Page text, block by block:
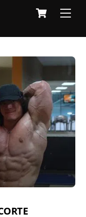
Cart